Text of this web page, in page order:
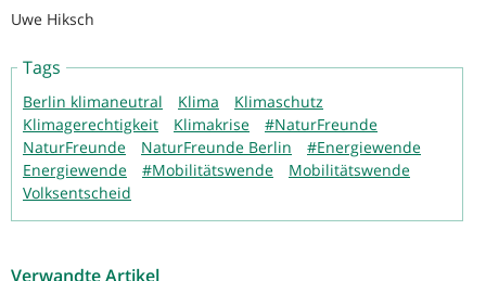
Uwe Hiksch
Tags
Berlin klimaneutral Klima
Klimaschutz
Klimagerechtigkeit
Klimakrise
#NaturFreunde
NaturFreunde
NaturFreunde Berlin
#Energiewende
Energiewende
#Mobilitätswende
Mobilitätswende
Volksentscheid
Verwandte Artikel